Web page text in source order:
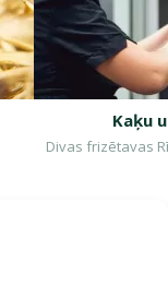
Kaķu
Divas frizētavas